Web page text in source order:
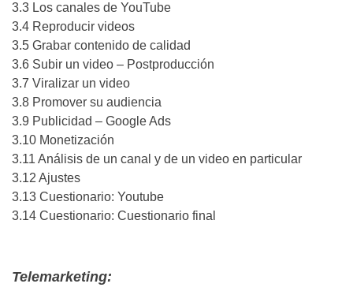
3.3 Los canales de YouTube
3.4 Reproducir videos
3.5 Grabar contenido de calidad
3.6 Subir un video – Postproducción
3.7 Viralizar un video
3.8 Promover su audiencia
3.9 Publicidad – Google Ads
3.10 Monetización
3.11 Análisis de un canal y de un video en particular
3.12 Ajustes
3.13 Cuestionario: Youtube
3.14 Cuestionario: Cuestionario final
Telemarketing: